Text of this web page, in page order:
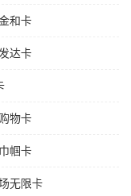
和卡
达卡
物卡
帼卡
无限卡